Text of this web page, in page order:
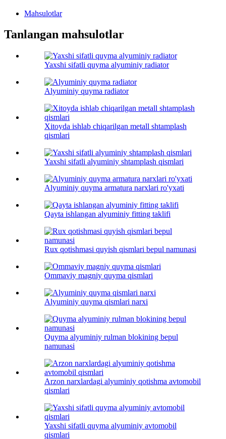
Mahsulotlar
Tanlangan mahsulotlar
Yaxshi sifatli quyma alyuminiy radiator
Alyuminiy quyma radiator
Xitoyda ishlab chiqarilgan metall shtamplash
qismlari
Yaxshi sifatli alyuminiy shtamplash qismlari
Alyuminiy quyma armatura narxlari ro'yxati
Qayta ishlangan alyuminiy fitting taklifi
Rux qotishmasi quyish qismlari bepul namunasi
Ommaviy magniy quyma qismlari
Alyuminiy quyma qismlari narxi
Quyma alyuminiy rulman blokining bepul
namunasi
Arzon narxlardagi alyuminiy qotishma avtomobil
qismlari
Yaxshi sifatli quyma alyuminiy avtomobil
qismlari